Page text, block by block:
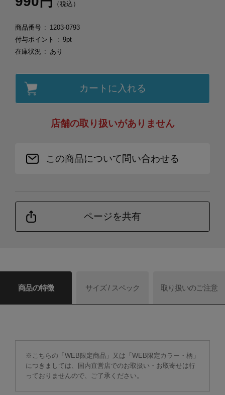
（税込）
商品番号
1203-0793
付与ポイント
9pt
在庫状況
あり
カートに入れる
店舗の取り扱いがありません
この商品について問い合わせる
ページを共有
商品の特徴 サイズ / スペック 取り扱いのご注意
※こちらの「WEB限定商品」又は「WEB限定カラー・柄」
につきましては、国内直営店でのお取扱い・お取寄せは行
っておりませんので、ご了承ください。